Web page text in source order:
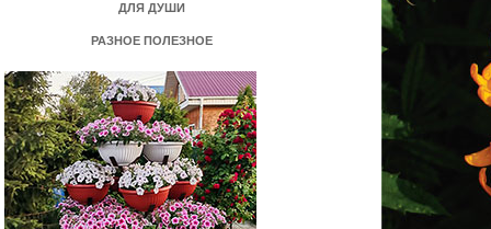
ДЛЯ ДУШИ
РАЗНОЕ ПОЛЕЗНОЕ